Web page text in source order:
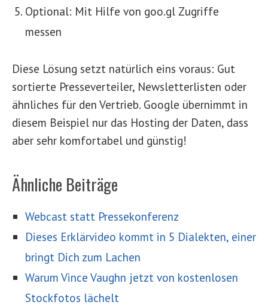
Optional: Mit Hilfe von goo.gl Zugriffe
messen
Diese Lösung setzt natürlich eins voraus: Gut
sortierte Presseverteiler, Newsletterlisten oder
ähnliches für den Vertrieb. Google übernimmt in
diesem Beispiel nur das Hosting der Daten, dass
aber sehr komfortabel und günstig!
Ähnliche Beiträge
Webcast statt Pressekonferenz
Dieses Erklärvideo kommt in 5 Dialekten, einer
bringt Dich zum Lachen
Warum Vince Vaughn jetzt von kostenlosen
Stockfotos lächelt